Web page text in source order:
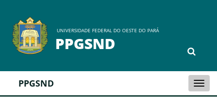
UNIVERSIDADE FEDERAL DO OESTE DO PARÁ
PPGSND
PPGSND